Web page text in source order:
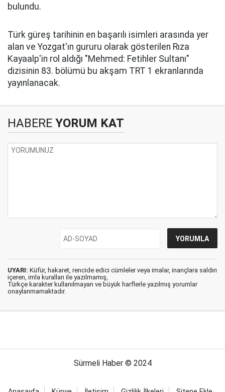
bulundu.
Türk güreş tarihinin en başarılı isimleri arasında yer
alan ve Yozgat'ın gururu olarak gösterilen Rıza
Kayaalp'in rol aldığı "Mehmed: Fetihler Sultanı"
dizisinin 83. bölümü bu akşam TRT 1 ekranlarında
yayınlanacak.
HABERE YORUM KAT
UYARI: Küfür, hakaret, rencide edici cümleler veya imalar, inançlara saldırı
içeren, imla kuralları ile yazılmamış,
Türkçe karakter kullanılmayan ve büyük harflerle yazılmış yorumlar
onaylanmamaktadır.
Sürmeli Haber © 2024